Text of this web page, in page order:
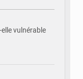
vulnérable